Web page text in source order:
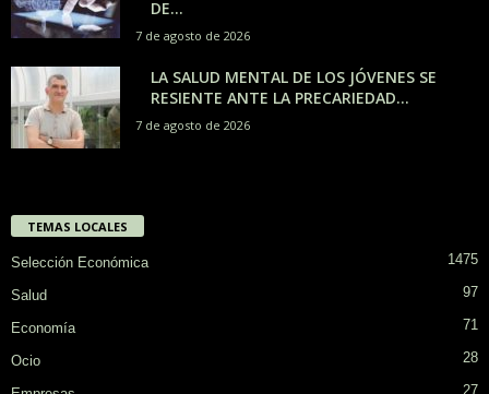
DE...
7 de agosto de 2026
LA SALUD MENTAL DE LOS JÓVENES SE
RESIENTE ANTE LA PRECARIEDAD...
7 de agosto de 2026
TEMAS LOCALES
Selección Económica 1475
Salud 97
Economía 71
Ocio 28
27